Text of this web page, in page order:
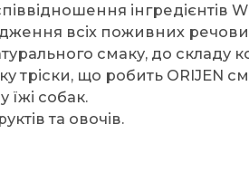
інгредієнтів
всіх поживних
смаку, до складу
тріски, що робить ORIJEN
їжі собак.
та овочів.